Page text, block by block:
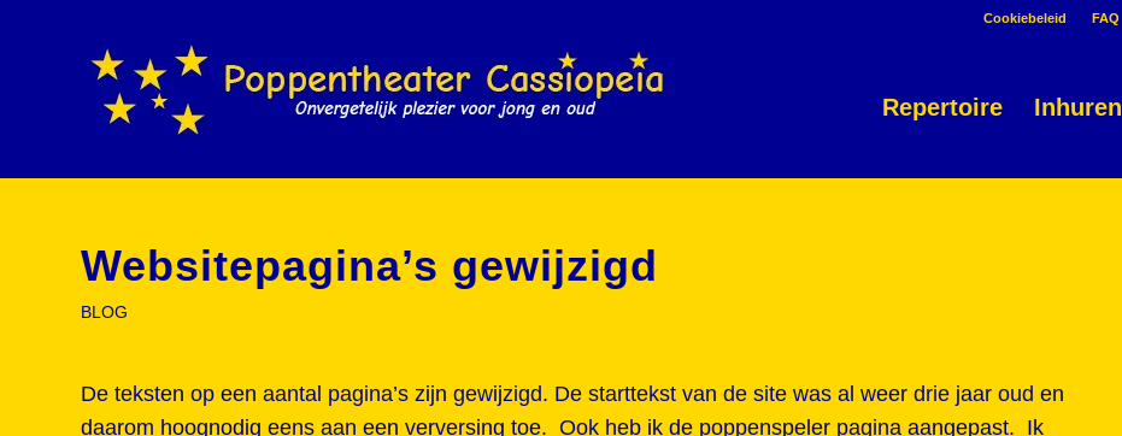
Cookiebeleid FAQ
Repertoire Inhuren
Websitepagina’s gewijzigd
BLOG
De teksten op een aantal pagina’s zijn gewijzigd. De starttekst van de site was al weer drie jaar oud en
daarom hoognodig eens aan een verversing toe. Ook heb ik de poppenspeler pagina aangepast. Ik